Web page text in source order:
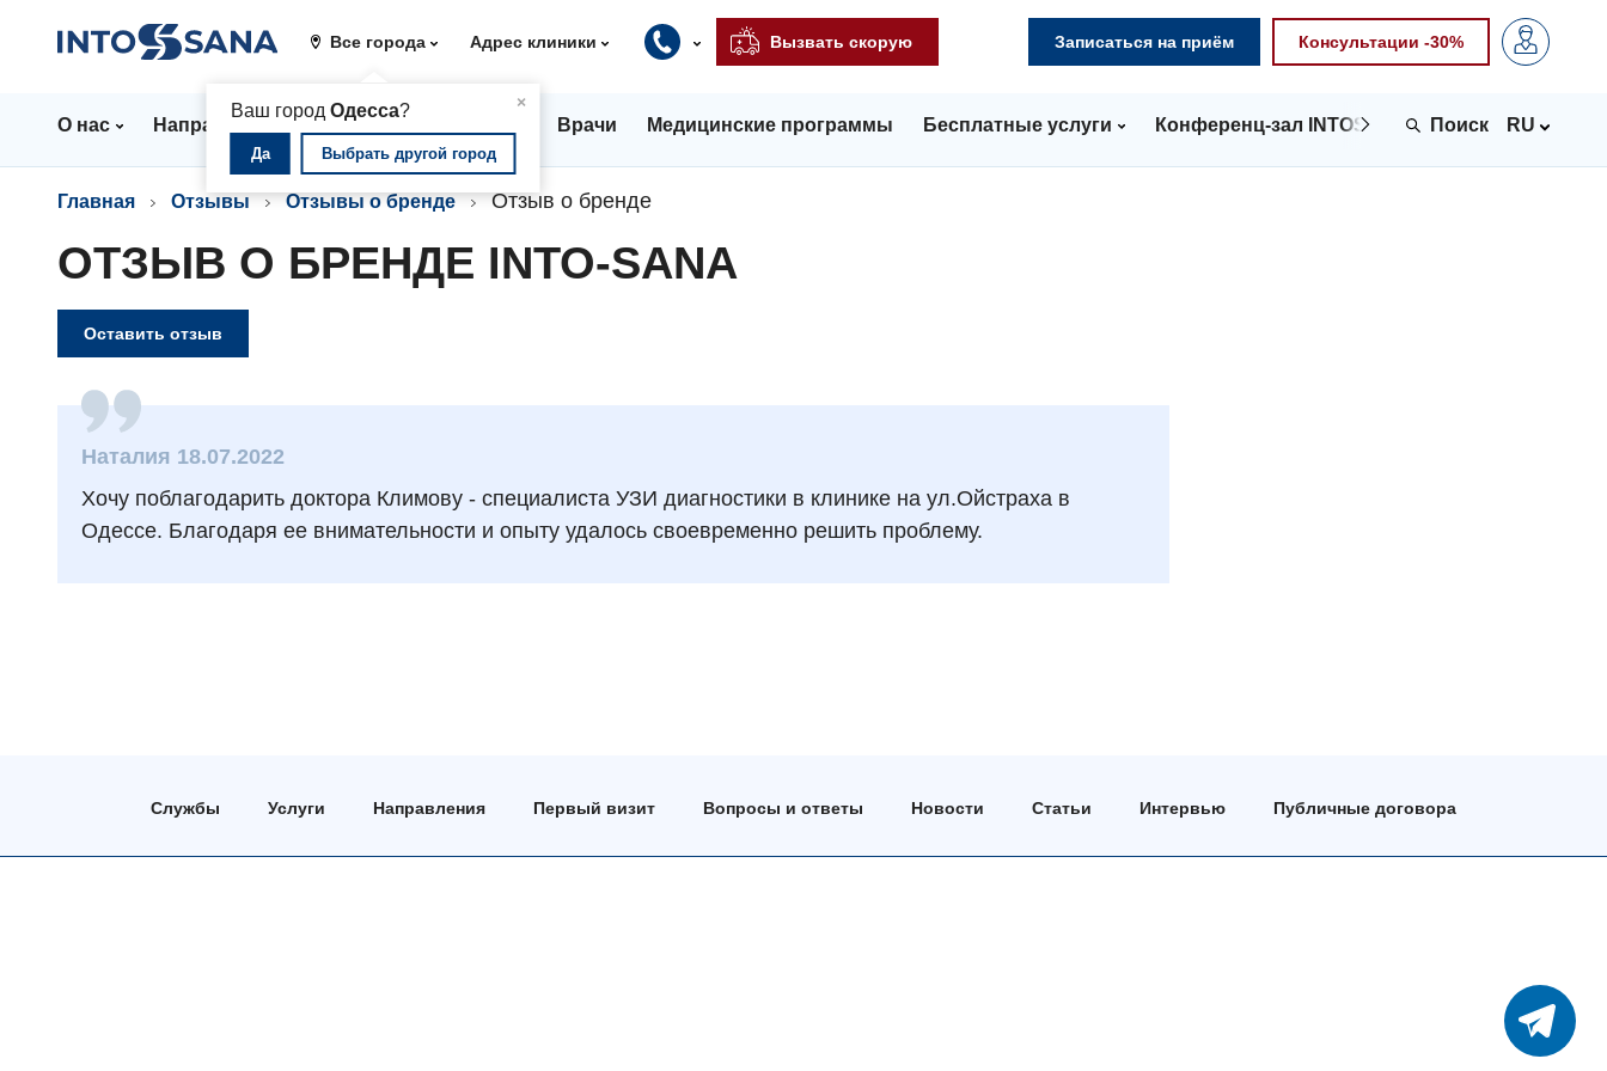
Все города
×
Ваш город Одесса?
Да Выбрать другой город
Адрес клиники Вызвать скорую Записаться на приём Консультации -30%
О нас Направления Стационар Врачи Медицинские программы Бесплатные услуги Конференц-зал INTOSPACE Контакты
RU
Главная Отзывы Отзывы о бренде Отзыв о бренде
ОТЗЫВ О БРЕНДЕ INTO-SANA
Оставить отзыв
Наталия 18.07.2022
Хочу поблагодарить доктора Климову - специалиста УЗИ диагностики в клинике на ул.Ойстраха в
Одессе. Благодаря ее внимательности и опыту удалось своевременно решить проблему.
Службы Услуги Направления Первый визит Вопросы и ответы Новости Статьи Интервью Публичные договора